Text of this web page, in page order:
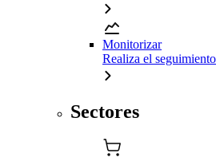
Monitorizar
Realiza el
Sectores